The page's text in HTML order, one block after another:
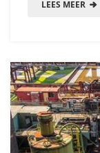
LEES MEER